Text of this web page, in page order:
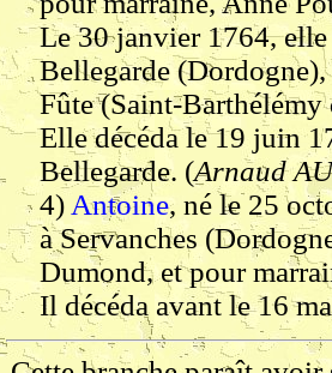
Le 30 janvier 1764,
Bellegarde (Dordogne),
Fûte (Saint-Barthélémy
Elle décéda le 19 juin
Bellegarde. (Arnaud
4) Antoine, né le 25
à Servanches
Dumond, et pour
Il décéda avant le 16